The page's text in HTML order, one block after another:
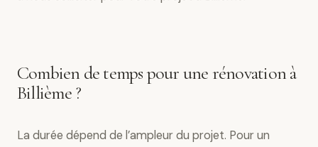
Combien de temps pour une rénovation à
Billième ?
La durée dépend de l’ampleur du projet. Pour un